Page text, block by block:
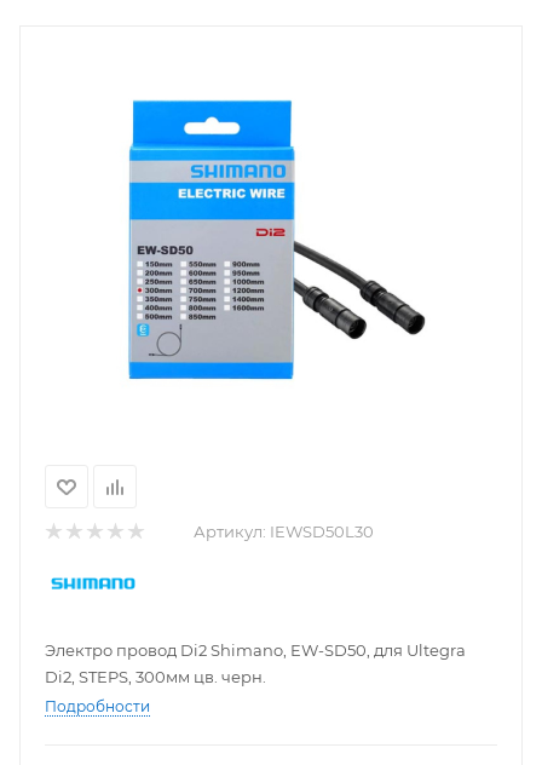
Артикул: IEWSD50L30
Электро провод Di2 Shimano, EW-SD50, для Ultegra
Di2, STEPS, 300мм цв. черн.
Подробности